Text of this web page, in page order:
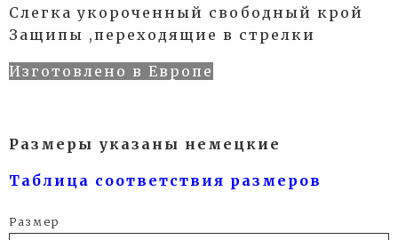
Слегка укороченный свободный крой
Защипы ,переходящие в стрелки
Изготовлено в Европе
Размеры указаны немецкие
Таблица соответствия размеров
Размер